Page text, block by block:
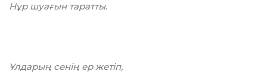
Нұр шуағын таратты.
Ұлдарың сенің ер жетіп,